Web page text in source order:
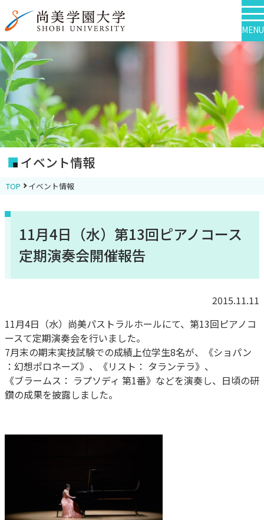
MENU
イベント情報
TOP イベント情報
11月4日（水）第13回ピアノコース
定期演奏会開催報告
2015.11.11
11月4日（水）尚美パストラルホールにて、第13回ピアノコ
ースて定期演奏会を行いました。
7月末の期末実技試験での成績上位学生8名が、《ショパン
：幻想ポロネーズ》、《リスト： タランテラ》、
《ブラームス： ラプソディ 第1番》などを演奏し、日頃の研
鑽の成果を披露しました。